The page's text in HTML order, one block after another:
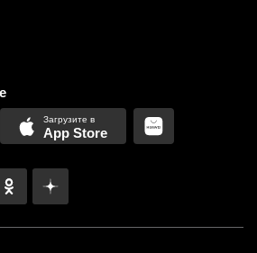
App Store